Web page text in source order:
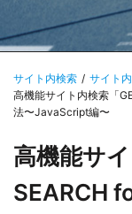
サイト内検索 サイト
高機能サイト内検索「
法〜JavaScript編〜
高機能サ
SEARCH